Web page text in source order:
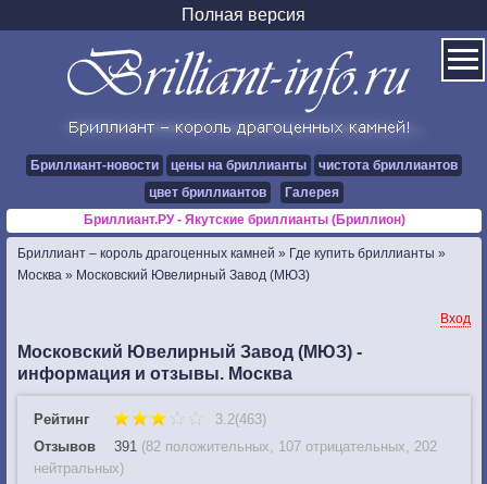
Полная версия
Бриллиант-новости цены на бриллианты
чистота бриллиантов
цвет бриллиантов
Галерея
Бриллиант.РУ - Якутские бриллианты (Бриллион)
Бриллиант – король драгоценных камней » Где купить бриллианты »
Москва » Московский Ювелирный Завод (МЮЗ)
Вход
Московский Ювелирный Завод (МЮЗ) -
информация и отзывы. Москва
Рейтинг
3.2(463)
Отзывов
391 (82 положительных, 107 отрицательных, 202
нейтральных)